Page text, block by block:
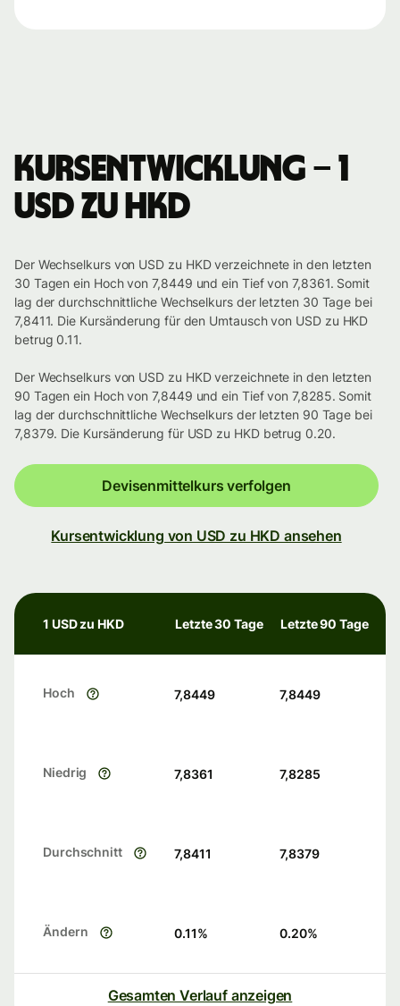
Kursentwicklung – 1
USD zu HKD
Der Wechselkurs von USD zu HKD verzeichnete in den letzten
30 Tagen ein Hoch von 7,8449 und ein Tief von 7,8361. Somit
lag der durchschnittliche Wechselkurs der letzten 30 Tage bei
7,8411. Die Kursänderung für den Umtausch von USD zu HKD
betrug 0.11.
Der Wechselkurs von USD zu HKD verzeichnete in den letzten
90 Tagen ein Hoch von 7,8449 und ein Tief von 7,8285. Somit
lag der durchschnittliche Wechselkurs der letzten 90 Tage bei
7,8379. Die Kursänderung für USD zu HKD betrug 0.20.
Devisenmittelkurs verfolgen
Kursentwicklung von USD zu HKD ansehen
1 USD zu HKD Letzte 30 Tage Letzte 90 Tage
Hoch 7,8449 7,8449
Niedrig 7,8361 7,8285
Durchschnitt 7,8411 7,8379
Ändern 0.11% 0.20%
Gesamten Verlauf anzeigen